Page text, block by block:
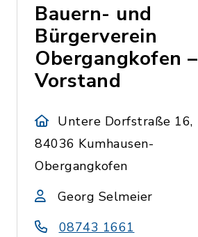
Bauern- und
Bürgerverein
Obergangkofen –
Vorstand
Untere Dorfstraße 16,
84036 Kumhausen-
Obergangkofen
Georg Selmeier
08743 1661